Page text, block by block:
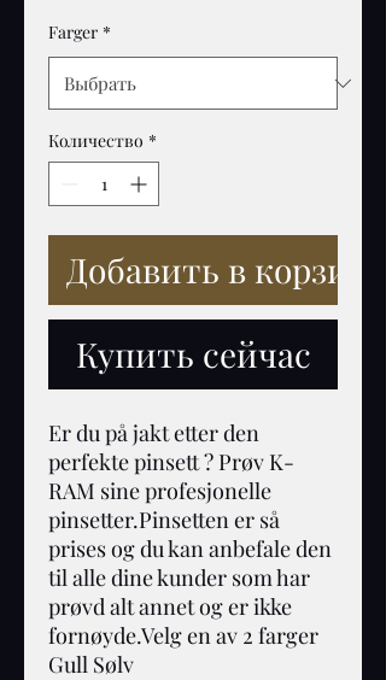
Farger *
Количество *
Добавить в корзину
Купить сейчас
Er du på jakt etter den
perfekte pinsett ? Prøv K-
RAM sine profesjonelle
pinsetter.Pinsetten er så
prises og du kan anbefale den
til alle dine kunder som har
prøvd alt annet og er ikke
fornøyde.Velg en av 2 farger
Gull Sølv